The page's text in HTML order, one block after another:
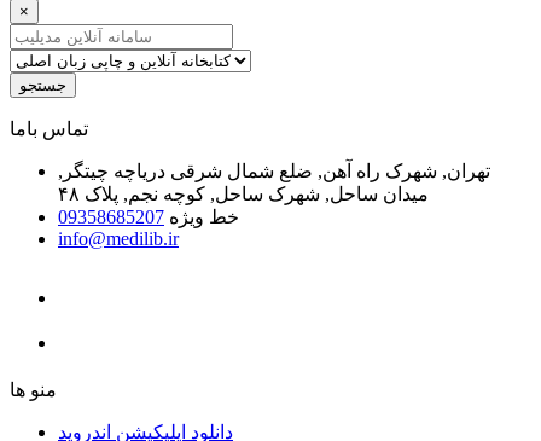
×
جستجو
ﺗﻤﺎﺱ ﺑﺎﻣﺎ
تهران, شهرک راه آهن, ضلع شمال شرقی دریاچه چیتگر,
میدان ساحل, شهرک ساحل, کوچه نجم, پلاک ۴۸
خط ویژه 09358685207
info@medilib.ir
ﻣﻨﻮ ﻫﺎ
دانلود اپلیکیشن اندروید